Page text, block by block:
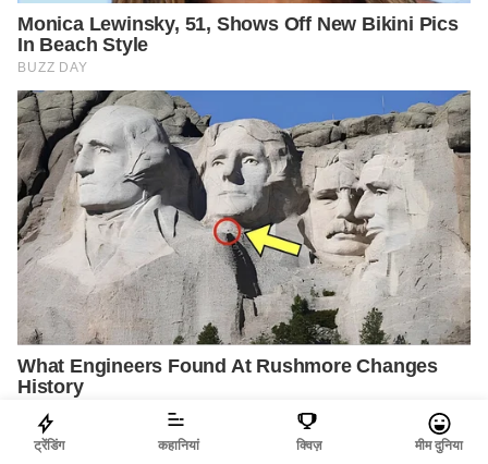
ट्रेंडिंग कहानियां क्विज़ मीम दुनिया